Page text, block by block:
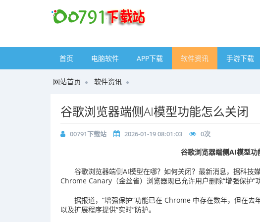
首页 电脑软件 APP下载 软件资讯 手游下载
网站首页 软件资讯
谷歌浏览器端侧AI模型功能怎么关闭
00791下载站 2026-01-19 08:01:03 0次
谷歌浏览器端侧AI模型功
谷歌浏览器端侧AI模型在哪？如何关闭？最新消息，据科
Chrome Canary（金丝雀）浏览器现已允许用户删除“增强保护”
据报道，“增强保护”功能已在 Chrome 中存在数年，但在
以及扩展程序提供“实时”防护。